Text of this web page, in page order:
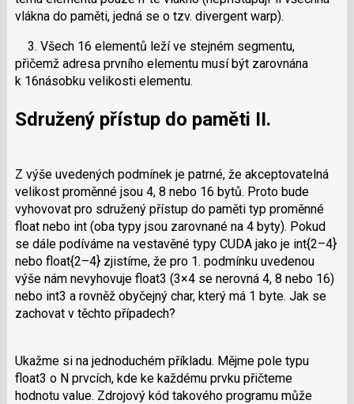
vlákna do paměti, jedná se o tzv. divergent warp).
3. Všech 16 elementů leží ve stejném segmentu,
přičemž adresa prvního elementu musí být zarovnána
k 16násobku velikosti elementu.
Sdružený přístup do paměti II.
Z výše uvedených podmínek je patrné, že akceptovatelná
velikost proměnné jsou 4, 8 nebo 16 bytů. Proto bude
vyhovovat pro sdružený přístup do paměti typ proměnné
float nebo int (oba typy jsou zarovnané na 4 byty). Pokud
se dále podíváme na vestavěné typy CUDA jako je int{2–4}
nebo float{2–4} zjistíme, že pro 1. podmínku uvedenou
výše nám nevyhovuje float3 (3×4 se nerovná 4, 8 nebo 16)
nebo int3 a rovněž obyčejný char, který má 1 byte. Jak se
zachovat v těchto případech?
Ukažme si na jednoduchém příkladu. Mějme pole typu
float3 o N prvcích, kde ke každému prvku přičteme
hodnotu value. Zdrojový kód takového programu může